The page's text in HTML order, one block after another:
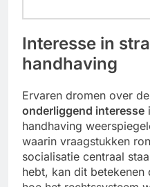
Interesse in
handhaving
Ervaren dromen over
onderliggend interesse
handhaving
waarin vraagstukken
socialisatie centraal
hebt, kan dit